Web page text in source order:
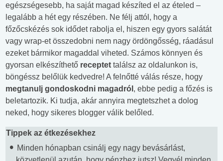
egészségesebb, ha saját magad készíted el az ételed –
legalább a hét egy részében. Ne félj attól, hogy a
főzőcskézés sok idődet rabolja el, hiszen egy gyors salátát
vagy wrap-et összedobni nem nagy ördöngősség, ráadásul
ezeket bármikor magaddal viheted. Számos könnyen és
gyorsan elkészíthető receptet találsz az oldalunkon is,
böngéssz belőlük kedvedre! A felnőtté válás része, hogy
megtanulj gondoskodni magadról , ebbe pedig a főzés is
beletartozik. Ki tudja, akár annyira megtetszhet a dolog
neked, hogy sikeres blogger válik belőled.
Tippek az étkezésekhez
Minden hónapban csinálj egy nagy bevásárlást,